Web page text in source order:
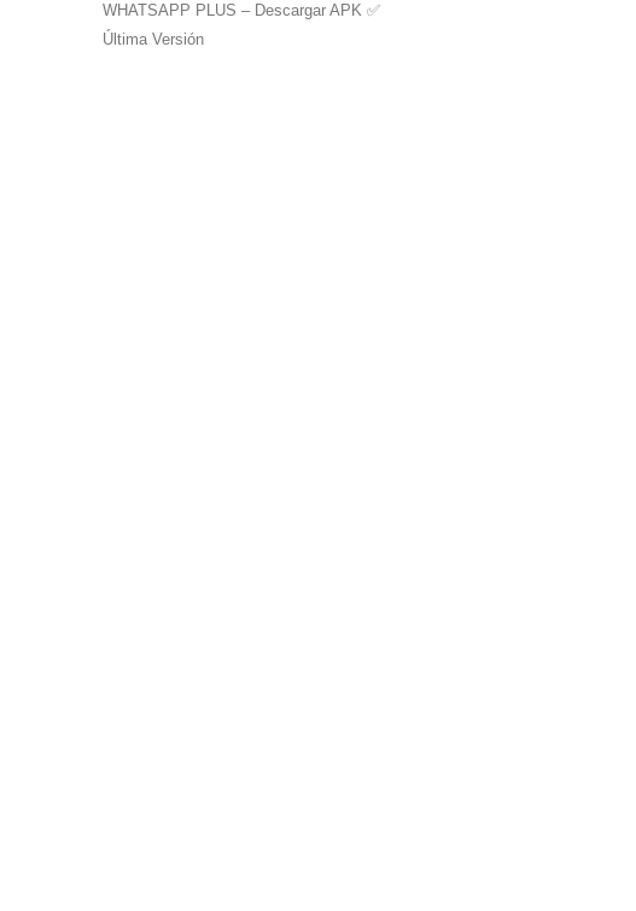
WHATSAPP PLUS – Descargar APK ✅️
Última Versión